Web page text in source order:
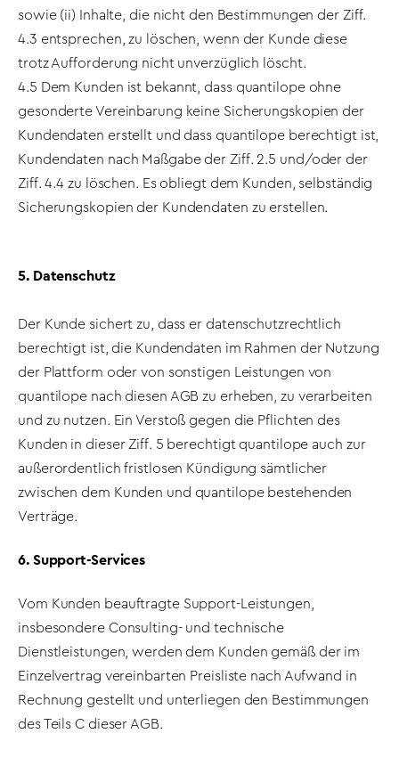
sowie (ii) Inhalte, die nicht den Bestimmungen der Ziff.
4.3 entsprechen, zu löschen, wenn der Kunde diese
trotz Aufforderung nicht unverzüglich löscht.
4.5 Dem Kunden ist bekannt, dass quantilope ohne
gesonderte Vereinbarung keine Sicherungskopien der
Kundendaten erstellt und dass quantilope berechtigt ist,
Kundendaten nach Maßgabe der Ziff. 2.5 und/oder der
Ziff. 4.4 zu löschen. Es obliegt dem Kunden, selbständig
Sicherungskopien der Kundendaten zu erstellen.
5. Datenschutz
Der Kunde sichert zu, dass er datenschutzrechtlich
berechtigt ist, die Kundendaten im Rahmen der Nutzung
der Plattform oder von sonstigen Leistungen von
quantilope nach diesen AGB zu erheben, zu verarbeiten
und zu nutzen. Ein Verstoß gegen die Pflichten des
Kunden in dieser Ziff. 5 berechtigt quantilope auch zur
außerordentlich fristlosen Kündigung sämtlicher
zwischen dem Kunden und quantilope bestehenden
Verträge.
6. Support-Services
Vom Kunden beauftragte Support-Leistungen,
insbesondere Consulting- und technische
Dienstleistungen, werden dem Kunden gemäß der im
Einzelvertrag vereinbarten Preisliste nach Aufwand in
Rechnung gestellt und unterliegen den Bestimmungen
des Teils C dieser AGB.